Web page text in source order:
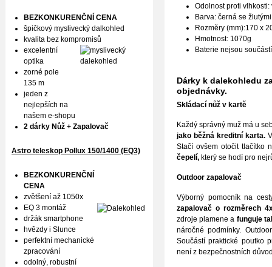
Odolnost proti vlhkosti:
Barva: černá se
Rozměry (mm):170 x
Hmotnost: 1070g
Baterie nejsou
Dárky k dalekohledu
objednávky.
Skládací nůž v kartě
Každý správný muž má u
jako běžná kreditní karta.
Stačí ovšem otočit tlačítko
čepelí, který se hodí pro
Outdoor zapalovač
Výborný pomocník na
zapalovač o rozměrech
zdroje plamene a funguje
náročné podmínky.
Součástí praktické poutko
není z bezpečnostních
BEZKONKURENČNÍ CENA
špičkový myslivecký dalkohled
kvalita bez kompromisů
excelentní
optika
zorné pole
135 m
jeden z
nejlepších na
našem e-shopu
2 dárky Nůž + Zapalovač
Astro teleskop Pollux 150/1400 (EQ3)
BEZKONKURENČNÍ
CENA
zvětšení až 1050x
EQ 3 montáž
držák smartphone
hvězdy i Slunce
perfektní mechanické
zpracování
odolný, robustní